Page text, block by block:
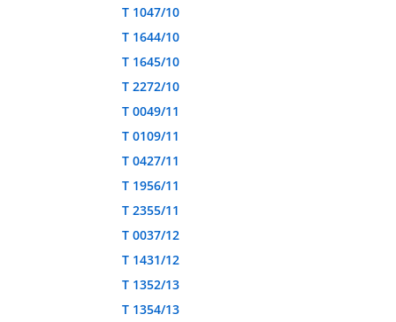
T 1047/10
T 1644/10
T 1645/10
T 2272/10
T 0049/11
T 0109/11
T 0427/11
T 1956/11
T 2355/11
T 0037/12
T 1431/12
T 1352/13
T 1354/13